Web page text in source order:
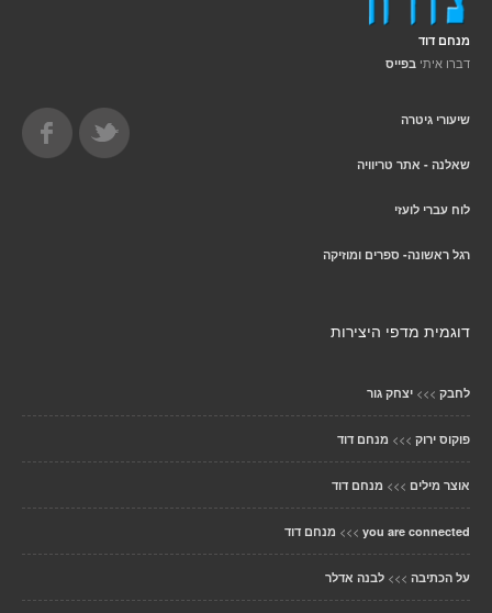
מנחם דוד
דברו איתי בפייס
שיעורי גיטרה
שאלנה - אתר טריוויה
לוח עברי לועזי
רגל ראשונה- ספרים ומוזיקה
דוגמית מדפי היצירות
לחבק >>> יצחק גור
פוקוס ירוק >>> מנחם דוד
אוצר מילים >>> מנחם דוד
you are connected
>>> מנחם דוד
על הכתיבה >>> לבנה אדלר